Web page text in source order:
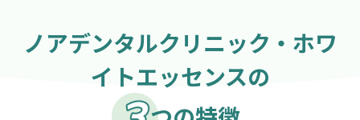
ノアデンタルクリニック・ホワ
イトエッセンスの